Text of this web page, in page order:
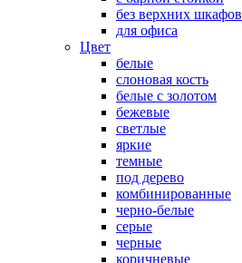
без верхних шкафов
для офиса
Цвет
белые
слоновая кость
белые с золотом
бежевые
светлые
яркие
темные
под дерево
комбинированные
черно-белые
серые
черные
коричневые